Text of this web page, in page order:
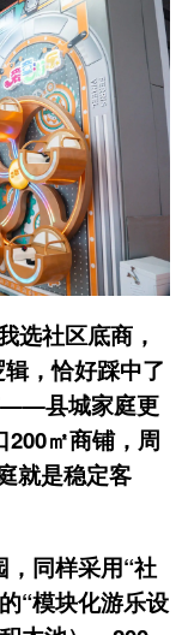
选社区底商，
，恰好踩中了
县城家庭更
200㎡商铺，周
就是稳定客
同样采用“社
“模块化游乐设